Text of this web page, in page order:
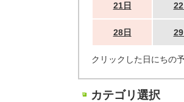
21日 22
28日 29
クリックした日にちの
カテゴリ選択